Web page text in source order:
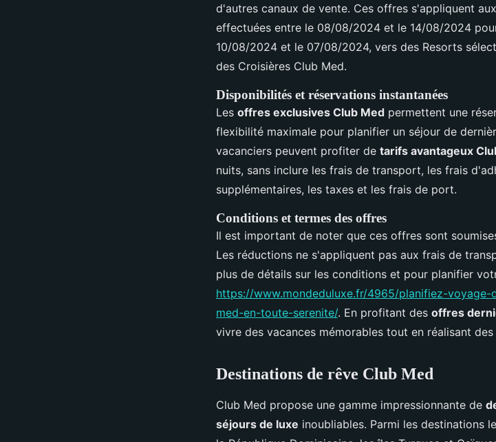
d'autres canaux de vente. Ces offres s'appliquent
effectuées entre le 08/08/2024 et le 14/08/2024
10/08/2024 et le 07/08/2024, vers des Resorts
des Croisières Club Med.
Disponibilités et réservations instantanées
Les offres exclusives Club Med permettent une
flexibilité maximale pour planifier un séjour de
vacanciers peuvent profiter de tarifs avantageux
nuits, sans inclure les frais de transport, les frais
supplémentaires, les taxes et les frais de port.
Conditions et termes des offres
Il est important de noter que ces offres sont
Les réductions ne s'appliquent pas aux frais de
plus de détails sur les conditions et pour planifier
https://www.mondeduluxe.fr/4965/planifiez-
med-en-toute-serenite/. En profitant des offres
vivre des vacances mémorables tout en réalisant
Destinations de rêve Club Med
Club Med propose une gamme impressionnante de
séjours de luxe inoubliables. Parmi les destinations